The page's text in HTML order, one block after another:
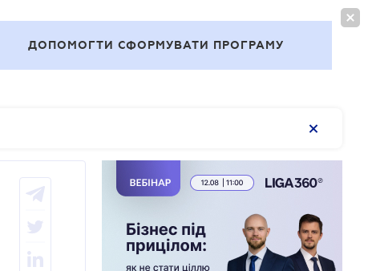
ДОПОМОГТИ СФОРМУВАТИ ПРОГРАМУ